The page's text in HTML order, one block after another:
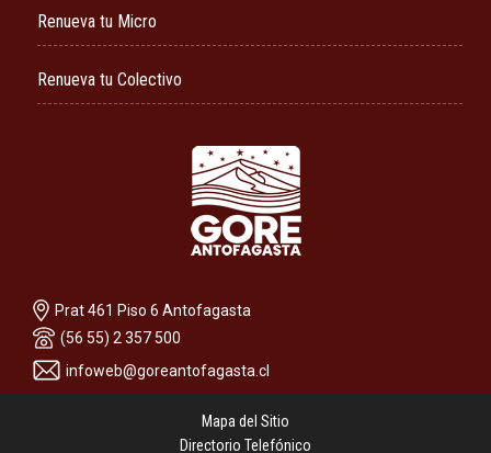
Renueva tu Micro
Renueva tu Colectivo
Prat 461 Piso 6 Antofagasta
(56 55) 2 357 500
infoweb@goreantofagasta.cl
Mapa del Sitio
Directorio Telefónico